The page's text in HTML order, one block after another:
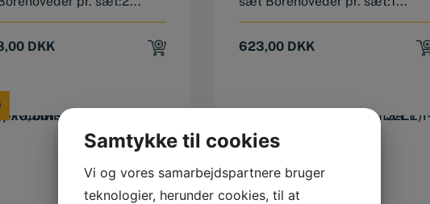
DKK 623,00 DKK
Samtykke til cookies
Vi og vores samarbejdspartnere bruger
teknologier, herunder cookies, til at